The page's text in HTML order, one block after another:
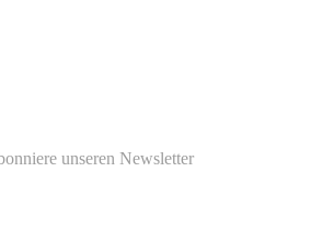
unseren Newsletter